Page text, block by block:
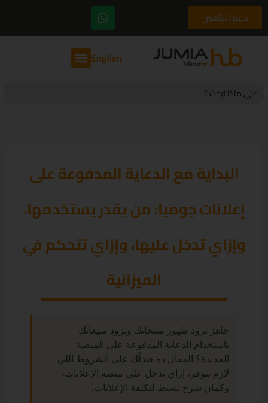
دعم البائعين
English
for:
البداية مع الدعاية المدفوعة على
إعلانات جوميا: من يقدر يستخدمها،
وإزاي تدخل عليها، وإزاي تتحكم في
الميزانية
جاهز تزود ظهور منتجاتك وتزود مبيعاتك
باستخدام الدعاية المدفوعة على المنصة
الجديدة؟ المقال ده هيدلّك على الشروط اللي
لازم تتوفر، إزاي تدخل على منصة الإعلانات،
وكمان شرح بسيط لتكلفة الإعلانات.